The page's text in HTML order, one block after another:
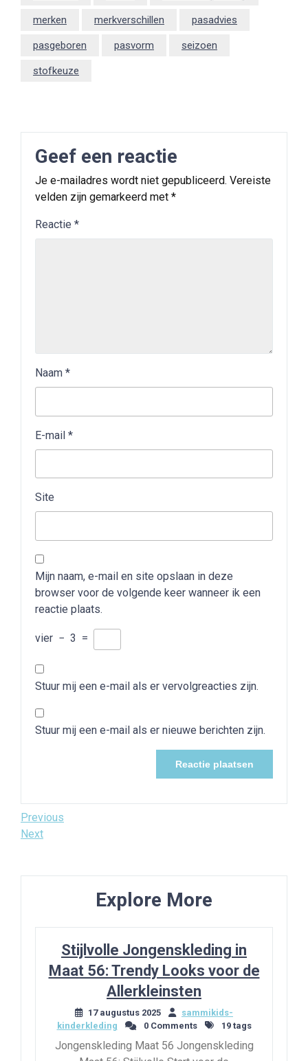
merken merkverschillen pasadvies
pasgeboren pasvorm seizoen
stofkeuze
Geef een reactie
Je e-mailadres wordt niet gepubliceerd. Vereiste
velden zijn gemarkeerd met *
Reactie *
Naam *
E-mail *
Site
Mijn naam, e-mail en site opslaan in deze
browser voor de volgende keer wanneer ik een
reactie plaats.
vier − 3 =
Stuur mij een e-mail als er vervolgreacties zijn.
Stuur mij een e-mail als er nieuwe berichten zijn.
Bericht
navigatie
Previous
Post
Previous
Next
Next
Explore More
Stijlvolle Jongenskleding in
Maat 56: Trendy Looks voor de
Allerkleinsten
17 augustus 2025
sammikids-
kinderkleding
0 Comments 19 tags
Jongenskleding Maat 56 Jongenskleding